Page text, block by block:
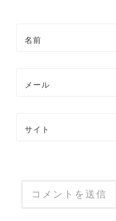
名前
メール
サイト